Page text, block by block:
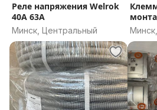
Реле напряжения Welrok
40A 63A
Минск, Центральный
Клеммы